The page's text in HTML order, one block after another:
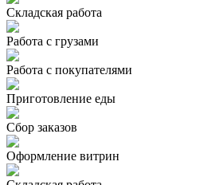
Складская работа
Работа с грузами
Работа с покупателями
Приготовление еды
Сбор заказов
Оформление витрин